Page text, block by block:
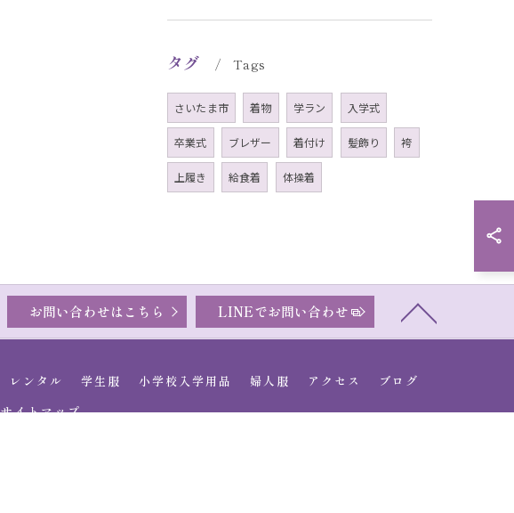
タグ Tags
さいたま市 着物 学ラン 入学式
卒業式 ブレザー 着付け 髪飾り 袴
上履き 給食着 体操着
お問い合わせはこちら LINEでお問い合わせ
レンタル 学生服 小学校入学用品 婦人服 アクセス
ブログ
サイトマップ